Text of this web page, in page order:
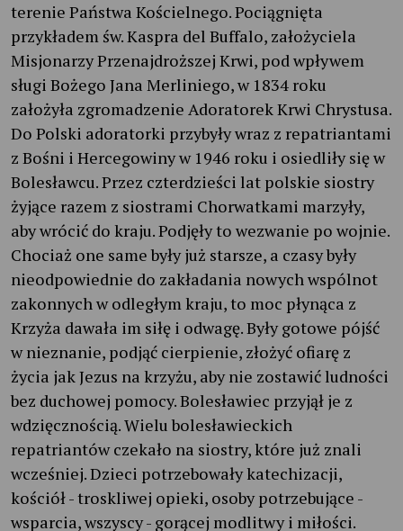
terenie Państwa Kościelnego. Pociągnięta
przykładem św. Kaspra del Buffalo, założyciela
Misjonarzy Przenajdroższej Krwi, pod wpływem
sługi Bożego Jana Merliniego, w 1834 roku
założyła zgromadzenie Adoratorek Krwi Chrystusa.
Do Polski adoratorki przybyły wraz z repatriantami
z Bośni i Hercegowiny w 1946 roku i osiedliły się w
Bolesławcu. Przez czterdzieści lat polskie siostry
żyjące razem z siostrami Chorwatkami marzyły,
aby wrócić do kraju. Podjęły to wezwanie po wojnie.
Chociaż one same były już starsze, a czasy były
nieodpowiednie do zakładania nowych wspólnot
zakonnych w odległym kraju, to moc płynąca z
Krzyża dawała im siłę i odwagę. Były gotowe pójść
w nieznanie, podjąć cierpienie, złożyć ofiarę z
życia jak Jezus na krzyżu, aby nie zostawić ludności
bez duchowej pomocy. Bolesławiec przyjął je z
wdzięcznością. Wielu bolesławieckich
repatriantów czekało na siostry, które już znali
wcześniej. Dzieci potrzebowały katechizacji,
kościół - troskliwej opieki, osoby potrzebujące -
wsparcia, wszyscy - gorącej modlitwy i miłości.